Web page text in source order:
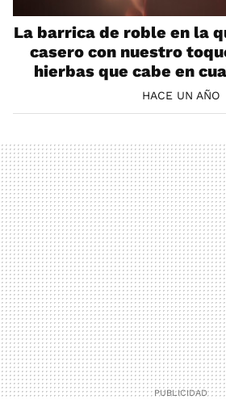
La barrica de roble en la
casero con nuestro
hierbas que cabe en
HACE UN AÑO